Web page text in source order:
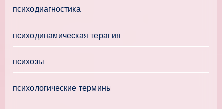
психодиагностика
психодинамическая терапия
психозы
психологические термины